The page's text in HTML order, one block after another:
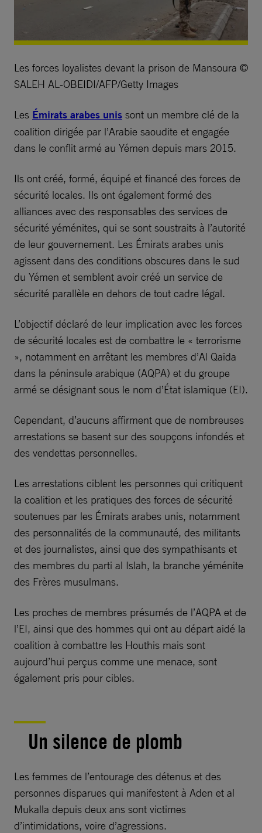
Les forces loyalistes devant la prison de Mansoura ©
SALEH AL-OBEIDI/AFP/Getty Images
Les Émirats arabes unis sont un membre clé de la
coalition dirigée par l’Arabie saoudite et engagée
dans le conflit armé au Yémen depuis mars 2015.
Ils ont créé, formé, équipé et financé des forces de
sécurité locales. Ils ont également formé des
alliances avec des responsables des services de
sécurité yéménites, qui se sont soustraits à l’autorité
de leur gouvernement. Les Émirats arabes unis
agissent dans des conditions obscures dans le sud
du Yémen et semblent avoir créé un service de
sécurité parallèle en dehors de tout cadre légal.
L’objectif déclaré de leur implication avec les forces
de sécurité locales est de combattre le « terrorisme
», notamment en arrêtant les membres d’Al Qaïda
dans la péninsule arabique (AQPA) et du groupe
armé se désignant sous le nom d’État islamique (EI).
Cependant, d’aucuns affirment que de nombreuses
arrestations se basent sur des soupçons infondés et
des vendettas personnelles.
Les arrestations ciblent les personnes qui critiquent
la coalition et les pratiques des forces de sécurité
soutenues par les Émirats arabes unis, notamment
des personnalités de la communauté, des militants
et des journalistes, ainsi que des sympathisants et
des membres du parti al Islah, la branche yéménite
des Frères musulmans.
Les proches de membres présumés de l’AQPA et de
l’EI, ainsi que des hommes qui ont au départ aidé la
coalition à combattre les Houthis mais sont
aujourd’hui perçus comme une menace, sont
également pris pour cibles.
Un silence de plomb
Les femmes de l’entourage des détenus et des
personnes disparues qui manifestent à Aden et al
Mukalla depuis deux ans sont victimes
d’intimidations, voire d’agressions.